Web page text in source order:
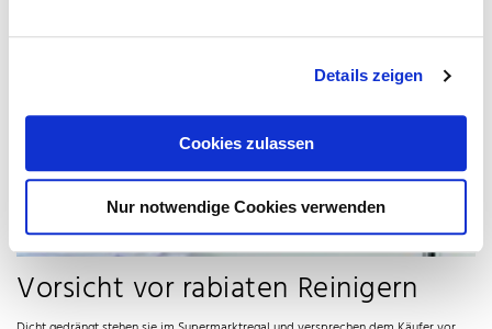
Details zeigen
Cookies zulassen
Nur notwendige Cookies verwenden
Technik
Vorsicht vor rabiaten Reinigern